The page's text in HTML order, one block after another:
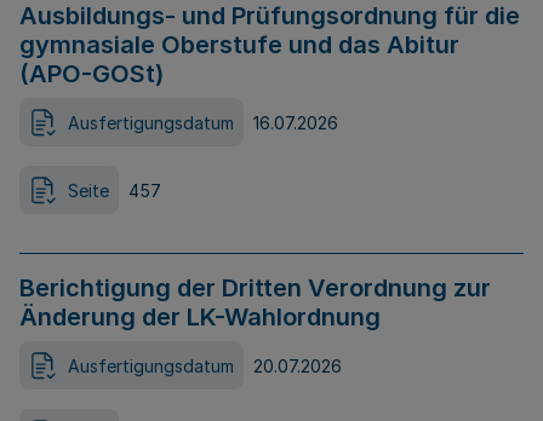
Ausbildungs- und Prüfungsordnung für die
gymnasiale Oberstufe und das Abitur
(APO-GOSt)
Ausfertigungsdatum 16.07.2026
Seite 457
Berichtigung der Dritten Verordnung zur
Änderung der LK-Wahlordnung
Ausfertigungsdatum 20.07.2026